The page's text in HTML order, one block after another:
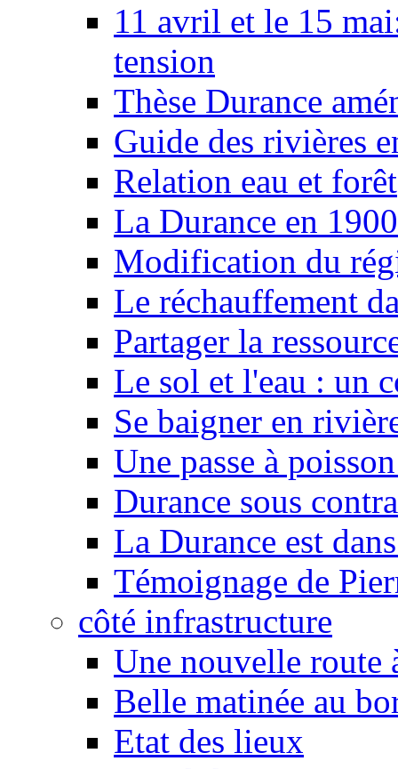
11 avril et le 15
tension
Thèse Durance
Guide des rivières
Relation eau et forêt
La Durance en 1900
Modification du
Le réchauffement
Partager la
Le sol et l'eau : un
Se baigner en
Une passe à
Durance sous
La Durance est
Témoignage de
côté infrastructure
Une nouvelle route
Belle matinée au
Etat des lieux